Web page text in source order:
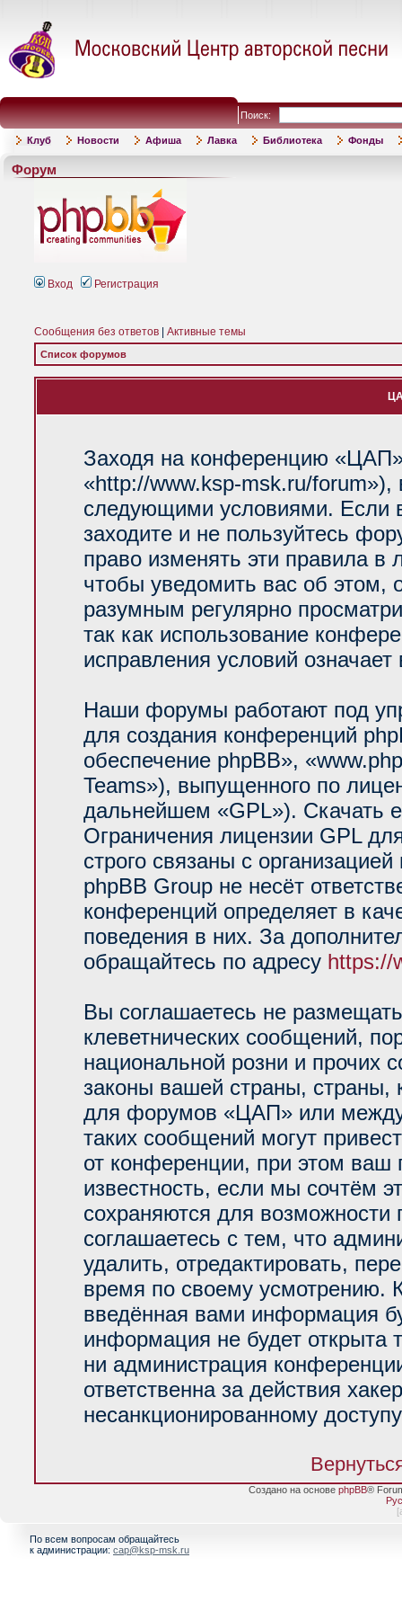
Поиск:
Клуб Новости Афиша Лавка Библиотека Фонды
Форум
Вход Регистрация
Сообщения без ответов Активные темы
Список форумов
Заходя на конференцию
«http://www.ksp-msk.ru/forum»),
следующими условиями. Если
заходите и не пользуйтесь
право изменять эти правила
чтобы уведомить вас об
разумным регулярно
так как использование
исправления условий
Наши форумы работают под
для создания конференций
обеспечение phpBB»,
Teams»), выпущенного по
дальнейшем «GPL»). Скачать
Ограничения лицензии GPL
строго связаны с
phpBB Group не несёт
конференций определяет в
поведения в них. За
обращайтесь по адресу https://
Вы соглашаетесь не
клеветнических сообщений,
национальной розни и прочих
законы вашей страны, страны,
для форумов «ЦАП» или
таких сообщений могут
от конференции, при этом ваш
известность, если мы сочтём
сохраняются для возможности
соглашаетесь с тем, что
удалить, отредактировать,
время по своему усмотрению.
введённая вами информация
информация не будет открыта
ни администрация
ответственна за действия
несанкционированному
Создано на основе phpBB®
[
По всем вопросам обращайтесь
к администрации: cap@ksp-msk.ru